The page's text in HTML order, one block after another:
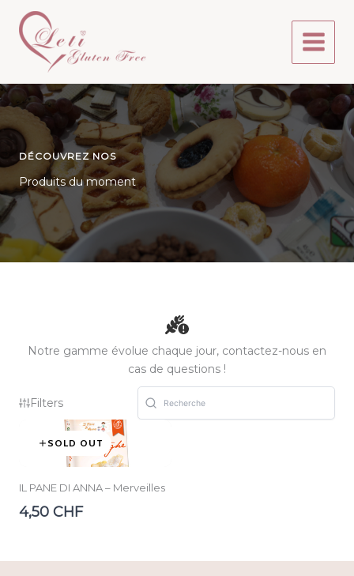
contenu
DÉCOUVREZ NOS
Produits du moment
Notre gamme évolue chaque jour, contactez-nous en
cas de questions !
Filters
SOLD OUT
IL PANE DI ANNA – Merveilles
4,50 CHF